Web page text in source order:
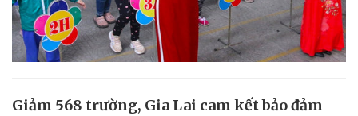
Giảm 568 trường, Gia Lai cam kết bảo đảm